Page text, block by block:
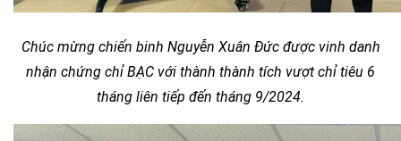
Chúc mừng chiến binh Nguyễn Xuân Đức được vinh danh
nhận chứng chỉ BẠC với thành thành tích vượt chỉ tiêu 6
tháng liên tiếp đến tháng 9/2024.